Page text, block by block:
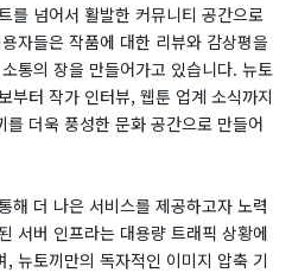
를 넘어서 활발한 커뮤니티 공간으로
자들은 작품에 대한 리뷰와 감상평을
통의 장을 만들어가고 있습니다. 뉴토
부터 작가 인터뷰, 웹툰 업계 소식까지
더욱 풍성한 문화 공간으로 만들어
해 더 나은 서비스를 제공하고자 노력
서버 인프라는 대용량 트래픽 상황에
뉴토끼만의 독자적인 이미지 압축 기